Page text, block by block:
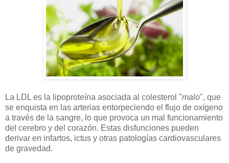
La LDL es la lipoproteína asociada al colesterol "malo", que
se enquista en las arterias entorpeciendo el flujo de oxígeno
a través de la sangre, lo que provoca un mal funcionamiento
del cerebro y del corazón. Estas disfunciones pueden
derivar en infartos, ictus y otras patologías cardiovasculares
de gravedad.